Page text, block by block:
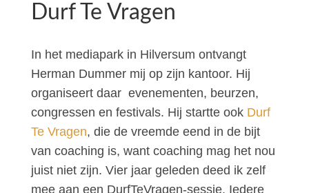
Durf Te Vragen
In het mediapark in Hilversum ontvangt
Herman Dummer mij op zijn kantoor. Hij
organiseert daar evenementen, beurzen,
congressen en festivals. Hij startte ookDurf
Te Vragen, die de vreemde eend in de bijt
van coaching is, want coaching mag het nou
juist niet zijn. Vier jaar geleden deed ik zelf
mee aan een DurfTeVragen-sessie. Iedere